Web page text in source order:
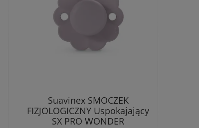
Suavinex SMOCZEK
FIZJOLOGICZNY Uspokajający
SX PRO WONDER